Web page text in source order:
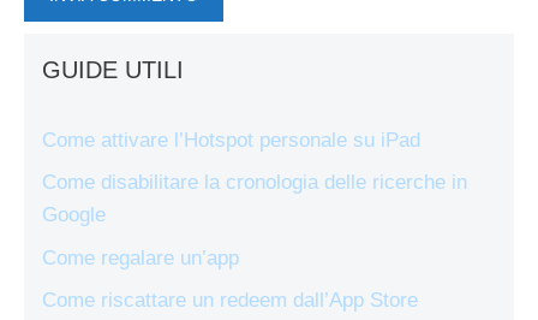
GUIDE UTILI
Come attivare l’Hotspot personale su iPad
Come disabilitare la cronologia delle ricerche in
Google
Come regalare un’app
Come riscattare un redeem dall’App Store